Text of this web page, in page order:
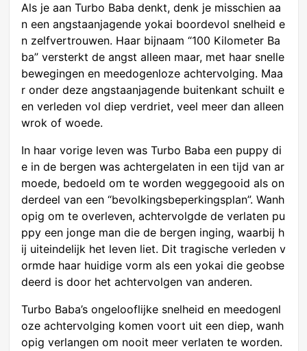
Als je aan Turbo Baba denkt, denk je misschien aa
n een angstaanjagende yokai boordevol snelheid e
n zelfvertrouwen. Haar bijnaam “100 Kilometer Ba
ba” versterkt de angst alleen maar, met haar snelle
bewegingen en meedogenloze achtervolging. Maa
r onder deze angstaanjagende buitenkant schuilt e
en verleden vol diep verdriet, veel meer dan alleen
wrok of woede.
In haar vorige leven was Turbo Baba een puppy di
e in de bergen was achtergelaten in een tijd van ar
moede, bedoeld om te worden weggegooid als on
derdeel van een “bevolkingsbeperkingsplan”. Wanh
opig om te overleven, achtervolgde de verlaten pu
ppy een jonge man die de bergen inging, waarbij h
ij uiteindelijk het leven liet. Dit tragische verleden v
ormde haar huidige vorm als een yokai die geobse
deerd is door het achtervolgen van anderen.
Turbo Baba’s ongelooflijke snelheid en meedogenl
oze achtervolging komen voort uit een diep, wanh
opig verlangen om nooit meer verlaten te worden.